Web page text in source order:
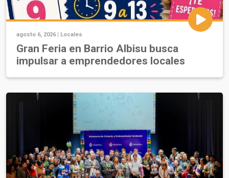
agosto 6, 2026 | Locales
Gran Feria en Barrio Albisu busca
impulsar a emprendedores locales